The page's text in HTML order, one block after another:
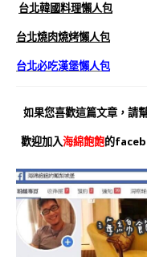
台北韓國料理懶人包
台北燒肉燒烤懶人包
台北必吃漢堡懶人包
如果您喜歡這篇文章，請
歡迎加入海綿飽飽的